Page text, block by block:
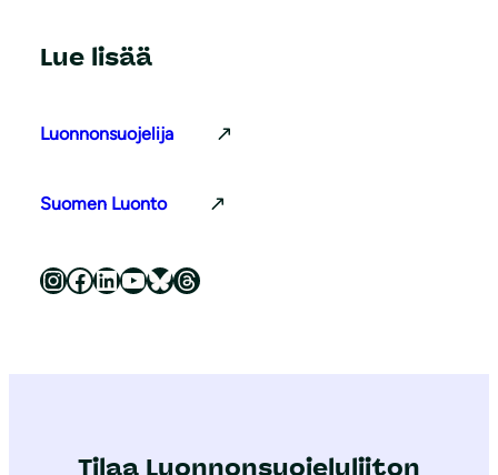
Lue lisää
Luonnonsuojelija
Suomen Luonto
Luonnonsuojeluliitto Instagramissa Luonnonsuojeluliitto Facebookissa Luonnonsuojeluliitto LinkedInissä Luonnonsuojeluliiton YouTube-kanava Luonnonsuojeluliitto Blueskyssa Luonnonsuojeluliitto Threadsissa
Tilaa Luonnonsuojeluliiton